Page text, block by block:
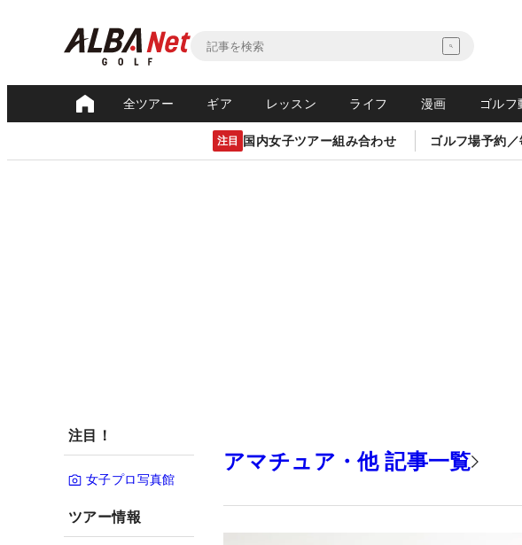
全ツアー ギア レッスン ライフ 漫画 ゴルフ
注目 国内女子ツアー組み合わせ ゴルフ場予約
注目！
女子プロ写真館
ツアー情報
アマチュア・他 記事一覧